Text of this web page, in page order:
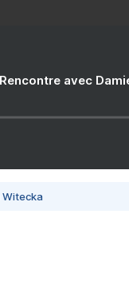
avec
Witecka